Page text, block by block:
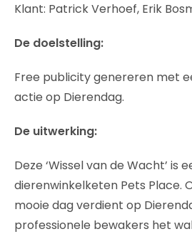
Klant: Patrick Verhoef, Erik
De doelstelling:
Free publicity genereren met
actie op Dierendag.
De uitwerking:
Deze ‘Wissel van de Wacht’ is
dierenwinkelketen Pets Place.
mooie dag verdient op
professionele bewakers het